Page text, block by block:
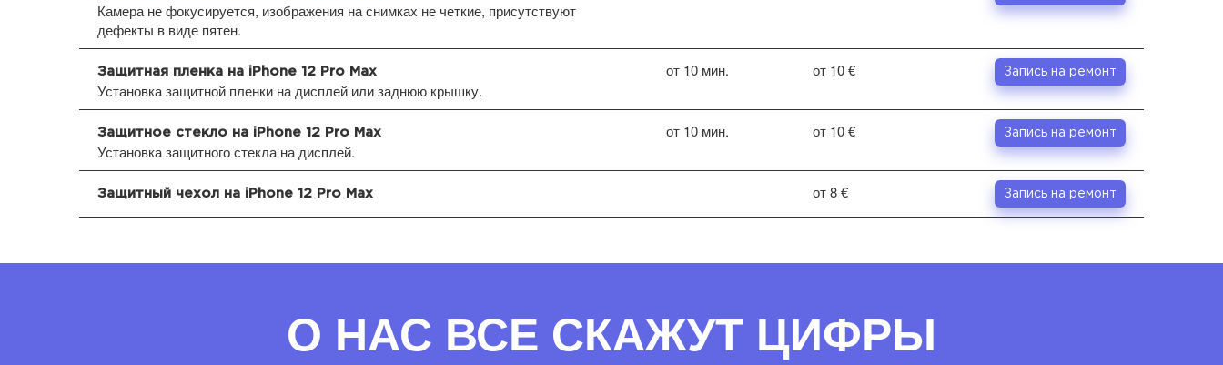
Камера не фокусируется, изображения на снимках не четкие, присутствуют
дефекты в виде пятен.
Защитная пленка на iPhone 12 Pro Max
Установка защитной пленки на дисплей или заднюю крышку.
от 10 мин. от 10 € Запись на ремонт
Защитное стекло на iPhone 12 Pro Max
Установка защитного стекла на дисплей.
от 10 мин. от 10 € Запись на ремонт
Защитный чехол на iPhone 12 Pro Max от 8 € Запись на ремонт
О НАС ВСЕ СКАЖУТ ЦИФРЫ